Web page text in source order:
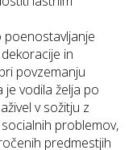
poenostavljanje
in
povzemanju
je vodila želja po
v sožitju z
problemov,
predmestjih